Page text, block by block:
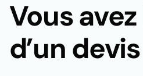
Vous
d’un